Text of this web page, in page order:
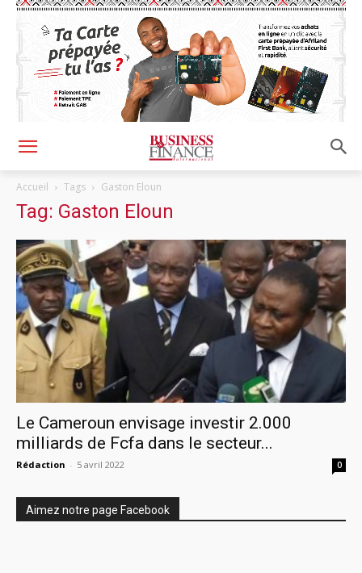
Accueil Tags Gaston Eloun
Tag: Gaston Eloun
Le Cameroun envisage investir 2.000
milliards de Fcfa dans le secteur...
Rédaction - 5 avril 2022 0
Aimez notre page Facebook